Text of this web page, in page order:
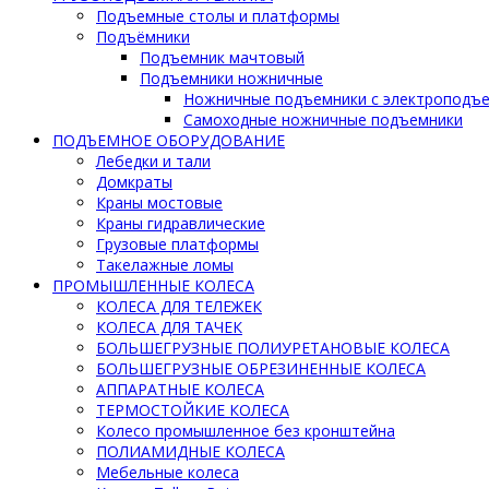
Подъемные столы и платформы
Подъёмники
Подъемник мачтовый
Подъемники ножничные
Ножничные подъемники с
Самоходные ножничные подъемники
ПОДЪЕМНОЕ ОБОРУДОВАНИЕ
Лебедки и тали
Домкраты
Краны мостовые
Краны гидравлические
Грузовые платформы
Такелажные ломы
ПРОМЫШЛЕННЫЕ КОЛЕСА
КОЛЕСА ДЛЯ ТЕЛЕЖЕК
КОЛЕСА ДЛЯ ТАЧЕК
БОЛЬШЕГРУЗНЫЕ ПОЛИУРЕТАНОВЫЕ КОЛЕСА
БОЛЬШЕГРУЗНЫЕ ОБРЕЗИНЕННЫЕ КОЛЕСА
АППАРАТНЫЕ КОЛЕСА
ТЕРМОСТОЙКИЕ КОЛЕСА
Колесо промышленное без кронштейна
ПОЛИАМИДНЫЕ КОЛЕСА
Мебельные колеса